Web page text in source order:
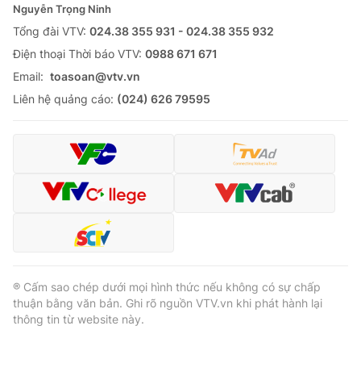
Nguyễn Trọng Ninh
Tổng đài VTV: 024.38 355 931 - 024.38 355 932
Ðiện thoại Thời báo VTV: 0988 671 671
Email: toasoan@vtv.vn
Liên hệ quảng cáo: (024) 626 79595
® Cấm sao chép dưới mọi hình thức nếu không có sự chấp
thuận bằng văn bản. Ghi rõ nguồn VTV.vn khi phát hành lại
thông tin từ website này.